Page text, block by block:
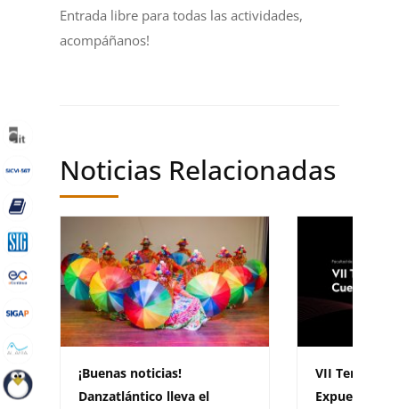
Entrada libre para todas las actividades,
acompáñanos!
Noticias Relacionadas
¡Buenas noticias!
Danzatlántico lleva el
VII
Expuestos: